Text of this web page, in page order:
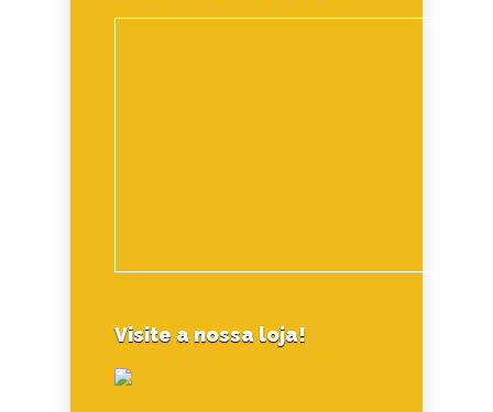
Visite a nossa loja!